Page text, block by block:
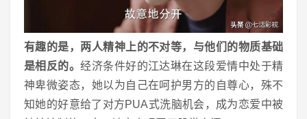
有趣的是，两人精神上的不对等，与他们的物质基础
是相反的。经济条件好的江达琳在这段爱情中处于精
神卑微姿态，她以为自己在呵护男方的自尊心，殊不
知她的好意给了对方PUA式洗脑机会，成为恋爱中被